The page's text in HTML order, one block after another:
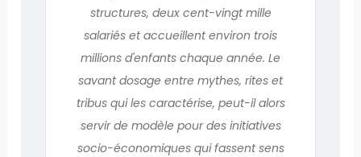
structures, deux cent-vingt mille
salariés et accueillent environ trois
millions d'enfants chaque année. Le
savant dosage entre mythes, rites et
tribus qui les caractérise, peut-il alors
servir de modèle pour des initiatives
socio-économiques qui fassent sens